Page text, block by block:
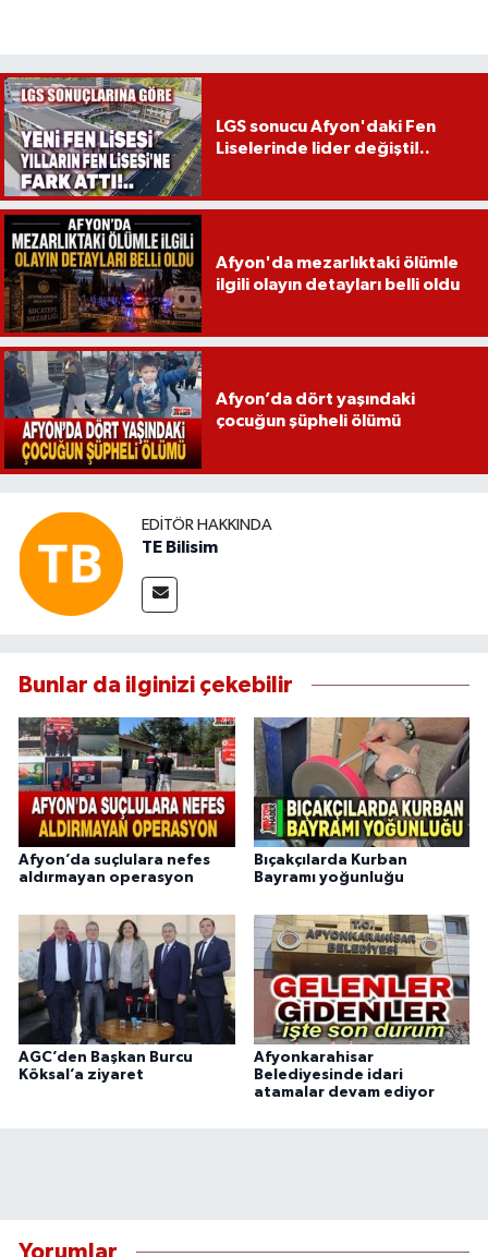
LGS sonucu Afyon'daki Fen
Liselerinde lider değişti!..
Afyon'da mezarlıktaki ölümle
ilgili olayın detayları belli oldu
Afyon’da dört yaşındaki
çocuğun şüpheli ölümü
EDITÖR HAKKINDA
TE Bilisim
Bunlar da ilginizi çekebilir
Afyon’da suçlulara nefes
aldırmayan operasyon
Bıçakçılarda Kurban
Bayramı yoğunluğu
AGC’den Başkan Burcu
Köksal’a ziyaret
Afyonkarahisar
Belediyesinde idari
atamalar devam ediyor